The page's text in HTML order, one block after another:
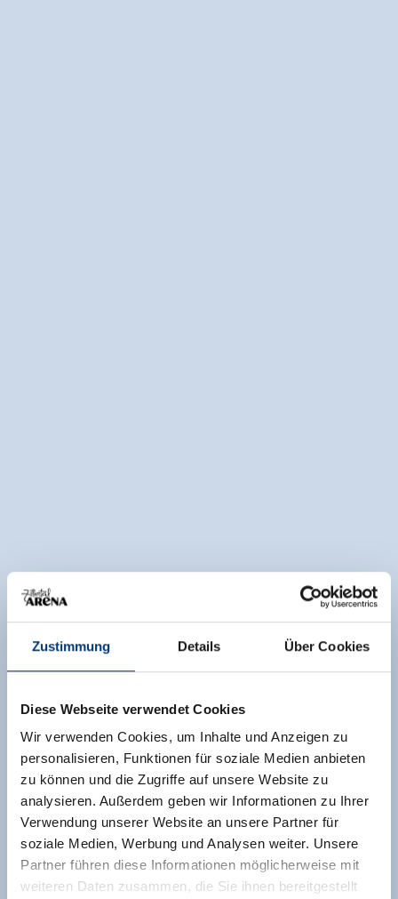
Zustimmung Details Über Cookies
Diese Webseite verwendet Cookies
Wir verwenden Cookies, um Inhalte und Anzeigen zu
personalisieren, Funktionen für soziale Medien anbieten
zu können und die Zugriffe auf unsere Website zu
analysieren. Außerdem geben wir Informationen zu Ihrer
Verwendung unserer Website an unsere Partner für
soziale Medien, Werbung und Analysen weiter. Unsere
Partner führen diese Informationen möglicherweise mit
weiteren Daten zusammen, die Sie ihnen bereitgestellt